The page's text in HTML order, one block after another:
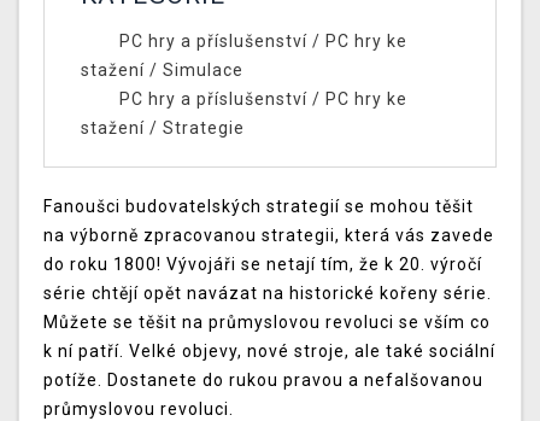
PC hry a příslušenství/ PC hry ke
stažení / Simulace
PC hry a příslušenství/ PC hry ke
stažení / Strategie
Fanoušci budovatelských strategií se mohou těšit
na výborně zpracovanou strategii, která vás zavede
do roku 1800! Vývojáři se netají tím, že k 20. výročí
série chtějí opět navázat na historické kořeny série.
Můžete se těšit na průmyslovou revoluci se vším co
k ní patří. Velké objevy, nové stroje, ale také sociální
potíže. Dostanete do rukou pravou a nefalšovanou
průmyslovou revoluci.